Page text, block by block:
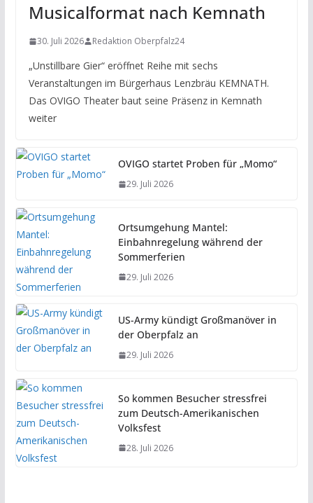
Musicalformat nach Kemnath
30. Juli 2026 Redaktion Oberpfalz24
„Unstillbare Gier“ eröffnet Reihe mit sechs
Veranstaltungen im Bürgerhaus Lenzbräu KEMNATH.
Das OVIGO Theater baut seine Präsenz in Kemnath
weiter
OVIGO startet Proben für „Momo“
29. Juli 2026
Ortsumgehung Mantel:
Einbahnregelung während der
Sommerferien
29. Juli 2026
US-Army kündigt Großmanöver in
der Oberpfalz an
29. Juli 2026
So kommen Besucher stressfrei
zum Deutsch-Amerikanischen
Volksfest
28. Juli 2026